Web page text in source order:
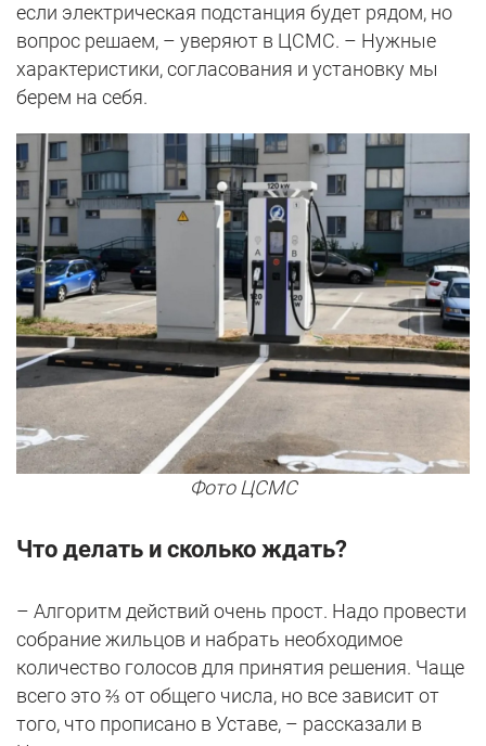
если электрическая подстанция будет рядом, но
вопрос решаем, – уверяют в ЦСМС. – Нужные
характеристики, согласования и установку мы
берем на себя.
Фото ЦСМС
Что делать и сколько ждать?
– Алгоритм действий очень прост. Надо провести
собрание жильцов и набрать необходимое
количество голосов для принятия решения. Чаще
всего это ⅔ от общего числа, но все зависит от
того, что прописано в Уставе, – рассказали в